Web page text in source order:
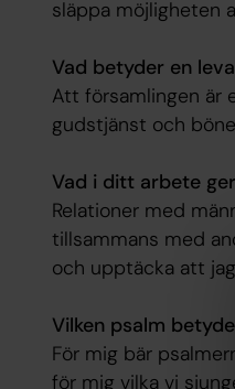
släppa möjligheten
Vad betyder en
Att församlingen är
gudstjänst och
Vad i ditt arbete
Relationer med
tillsammans med
och upptäcka att
Vilken psalm
För mig bär
för mig vilka vi